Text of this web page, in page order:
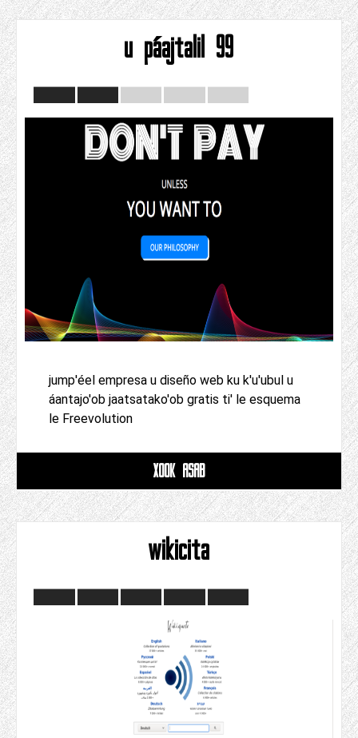
u páajtalil 99
jump'éel empresa u diseño web ku k'u'ubul u
áantajo'ob jaatsatako'ob gratis ti' le esquema
le Freevolution
XOOK ASAB
wikicita